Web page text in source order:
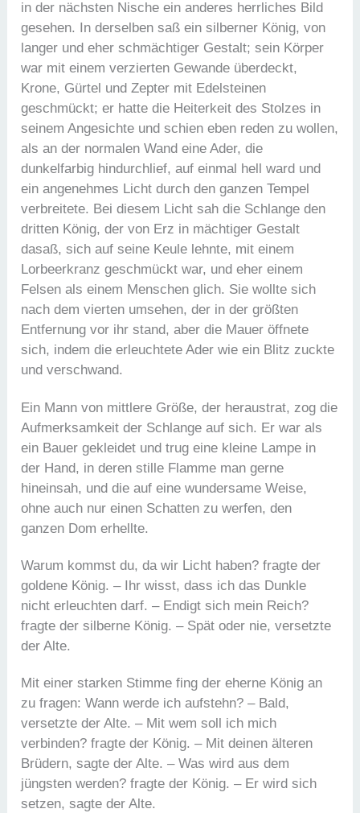
in der nächsten Nische ein anderes herrliches Bild
gesehen. In derselben saß ein silberner König, von
langer und eher schmächtiger Gestalt; sein Körper
war mit einem verzierten Gewande überdeckt,
Krone, Gürtel und Zepter mit Edelsteinen
geschmückt; er hatte die Heiterkeit des Stolzes in
seinem Angesichte und schien eben reden zu wollen,
als an der normalen Wand eine Ader, die
dunkelfarbig hindurchlief, auf einmal hell ward und
ein angenehmes Licht durch den ganzen Tempel
verbreitete. Bei diesem Licht sah die Schlange den
dritten König, der von Erz in mächtiger Gestalt
dasaß, sich auf seine Keule lehnte, mit einem
Lorbeerkranz geschmückt war, und eher einem
Felsen als einem Menschen glich. Sie wollte sich
nach dem vierten umsehen, der in der größten
Entfernung vor ihr stand, aber die Mauer öffnete
sich, indem die erleuchtete Ader wie ein Blitz zuckte
und verschwand.
Ein Mann von mittlere Größe, der heraustrat, zog die
Aufmerksamkeit der Schlange auf sich. Er war als
ein Bauer gekleidet und trug eine kleine Lampe in
der Hand, in deren stille Flamme man gerne
hineinsah, und die auf eine wundersame Weise,
ohne auch nur einen Schatten zu werfen, den
ganzen Dom erhellte.
Warum kommst du, da wir Licht haben? fragte der
goldene König. – Ihr wisst, dass ich das Dunkle
nicht erleuchten darf. – Endigt sich mein Reich?
fragte der silberne König. – Spät oder nie, versetzte
der Alte.
Mit einer starken Stimme fing der eherne König an
zu fragen: Wann werde ich aufstehn? – Bald,
versetzte der Alte. – Mit wem soll ich mich
verbinden? fragte der König. – Mit deinen älteren
Brüdern, sagte der Alte. – Was wird aus dem
jüngsten werden? fragte der König. – Er wird sich
setzen, sagte der Alte.